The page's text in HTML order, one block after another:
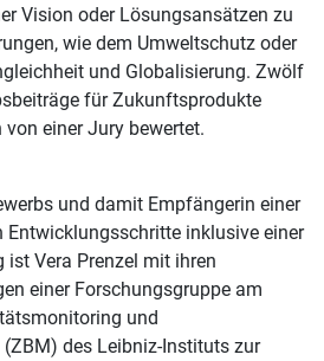
Vision oder Lösungsansätzen zu
wie dem Umweltschutz oder
und Globalisierung. Zwölf
für Zukunftsprodukte
einer Jury bewertet.
und damit Empfängerin einer
Entwicklungsschritte inklusive einer
Vera Prenzel mit ihren
einer Forschungsgruppe am
und
des Leibniz-Instituts zur